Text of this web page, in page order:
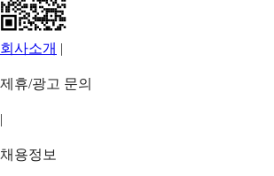
회사소개 |
제휴/광고 문의
|
채용정보